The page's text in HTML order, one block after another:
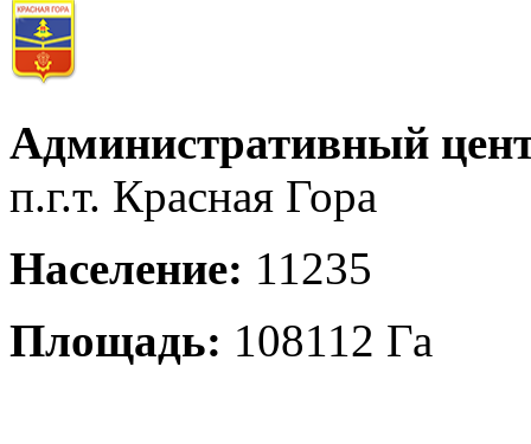
Административный
п.г.т. Красная Гора
Население: 11235
Площадь: 108112 Га